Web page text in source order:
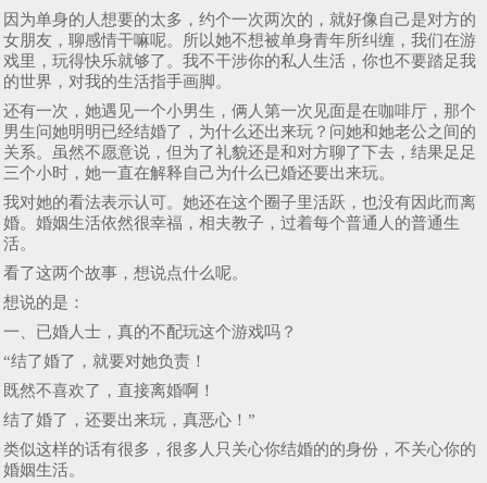
因为单身的人想要的太多，约个一次两次的，就好像自己是对方的
女朋友，聊感情干嘛呢。所以她不想被单身青年所纠缠，我们在游
戏里，玩得快乐就够了。我不干涉你的私人生活，你也不要踏足我
的世界，对我的生活指手画脚。
还有一次，她遇见一个小男生，俩人第一次见面是在咖啡厅，那个
男生问她明明已经结婚了，为什么还出来玩？问她和她老公之间的
关系。虽然不愿意说，但为了礼貌还是和对方聊了下去，结果足足
三个小时，她一直在解释自己为什么已婚还要出来玩。
我对她的看法表示认可。她还在这个圈子里活跃，也没有因此而离
婚。婚姻生活依然很幸福，相夫教子，过着每个普通人的普通生
活。
看了这两个故事，想说点什么呢。
想说的是：
一、已婚人士，真的不配玩这个游戏吗？
“结了婚了，就要对她负责！
既然不喜欢了，直接离婚啊！
结了婚了，还要出来玩，真恶心！”
类似这样的话有很多，很多人只关心你结婚的的身份，不关心你的
婚姻生活。